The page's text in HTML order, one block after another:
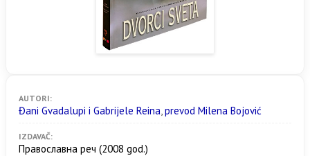
AUTORI:
Đani Gvadalupi i Gabrijele Reina prevod Milena Bojović
IZDAVAČ:
Православна реч (2008 god.)